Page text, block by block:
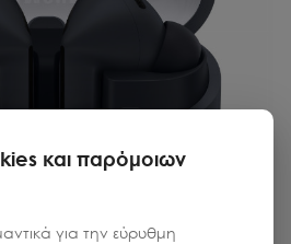
και παρόμοιων
για την εύρυθμη